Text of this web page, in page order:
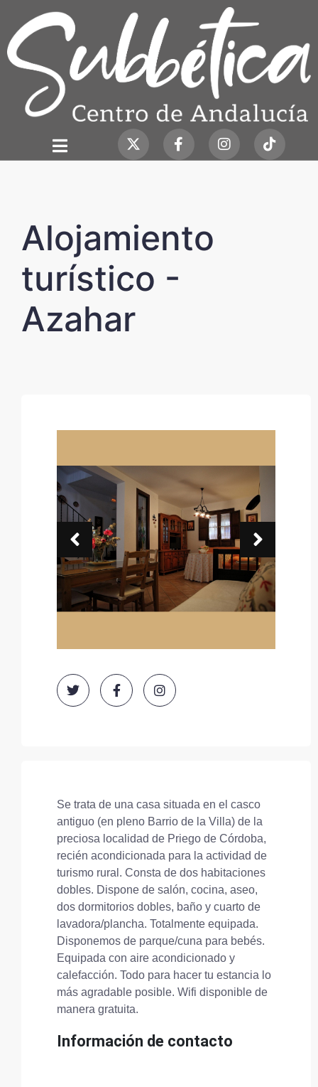
Alojamiento
turístico -
Azahar
Se trata de una casa situada en el casco
antiguo (en pleno Barrio de la Villa) de la
preciosa localidad de Priego de Córdoba,
recién acondicionada para la actividad de
turismo rural. Consta de dos habitaciones
dobles. Dispone de salón, cocina, aseo,
dos dormitorios dobles, baño y cuarto de
lavadora/plancha. Totalmente equipada.
Disponemos de parque/cuna para bebés.
Equipada con aire acondicionado y
calefacción. Todo para hacer tu estancia lo
más agradable posible. Wifi disponible de
manera gratuita.
Información de contacto